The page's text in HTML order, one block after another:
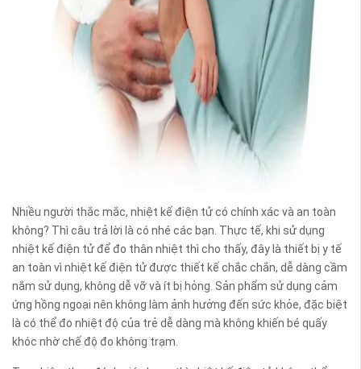
Nhiều người thắc mắc, nhiệt kế điện tử có chính xác và an toàn
không? Thì câu trả lời là có nhé các bạn. Thực tế, khi sử dụng
nhiệt kế điện tử để đo thân nhiệt thì cho thấy, đây là thiết bị y tế
an toàn vì nhiệt kế điện tử được thiết kế chắc chắn, dễ dàng cầm
nắm sử dụng, không dễ vỡ và ít bị hỏng. Sản phẩm sử dụng cảm
ứng hồng ngoại nên không làm ảnh hưởng đến sức khỏe, đặc biệt
là có thể đo nhiệt độ của trẻ dễ dàng mà không khiến bé quấy
khóc nhờ chế độ đo không trạm.